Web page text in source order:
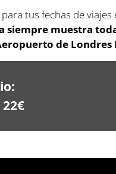
tus fechas de
siempre muestra
de
22€